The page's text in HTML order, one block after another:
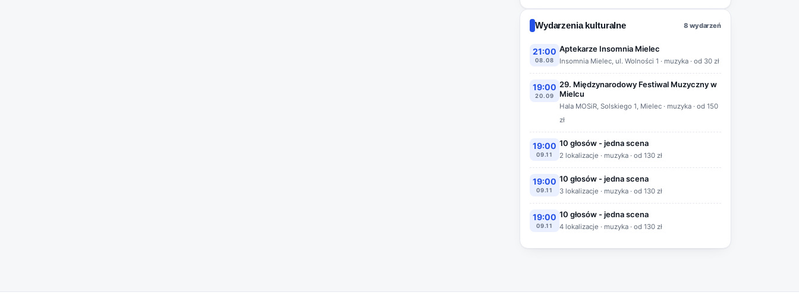
Wydarzenia kulturalne 8 wydarzeń
21:00
08.08
Aptekarze Insomnia Mielec
Insomnia Mielec, ul. Wolności 1 · muzyka · od 30 zł
19:00
20.09
29. Międzynarodowy Festiwal Muzyczny w
Mielcu
Hala MOSiR, Solskiego 1, Mielec · muzyka · od 150
zł
19:00
09.11
10 głosów - jedna scena
2 lokalizacje · muzyka · od 130 zł
19:00
09.11
10 głosów - jedna scena
3 lokalizacje · muzyka · od 130 zł
19:00
09.11
10 głosów - jedna scena
4 lokalizacje · muzyka · od 130 zł